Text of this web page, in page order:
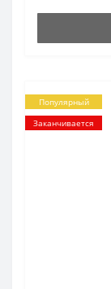
Популярный
Заканчивается